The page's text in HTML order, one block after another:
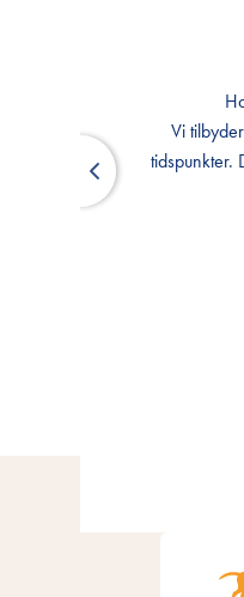
Vi
tidspunkter.
Vi
tidspunkter.